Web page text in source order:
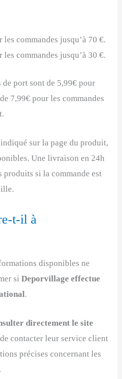
commandes jusqu’à 70 €.
commandes jusqu’à 30 €.
port sont de 5,99€ pour
7,99€ pour les commandes
sur la page du produit,
Une livraison en 24h
produits si la commande est
t-il à
disponibles ne
siDeporvillage effectue
.
directement le site
contacter leur service client
précises concernant les